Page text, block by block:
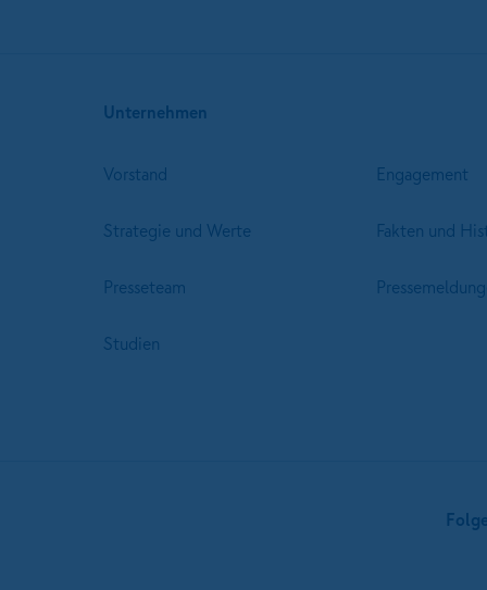
Unternehmen
Vorstand Engagement
Strategie und Werte Fakten und
Presseteam
Studien